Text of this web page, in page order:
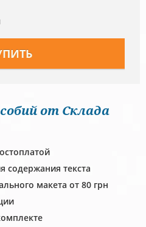
от Склада
содержания текста
макета от 80 грн